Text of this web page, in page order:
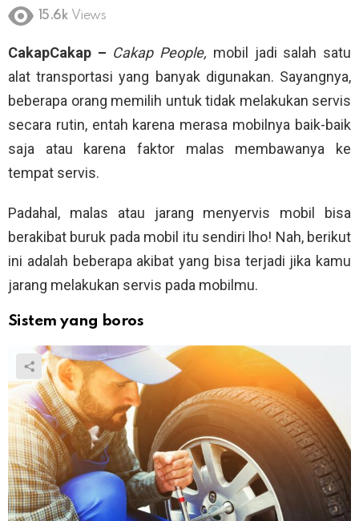
15.6k Views
CakapCakap – Cakap People, mobil jadi salah satu
alat transportasi yang banyak digunakan. Sayangnya,
beberapa orang memilih untuk tidak melakukan servis
secara rutin, entah karena merasa mobilnya baik-baik
saja atau karena faktor malas membawanya ke
tempat servis.
Padahal, malas atau jarang menyervis mobil bisa
berakibat buruk pada mobil itu sendiri lho! Nah, berikut
ini adalah beberapa akibat yang bisa terjadi jika kamu
jarang melakukan servis pada mobilmu.
Sistem yang boros